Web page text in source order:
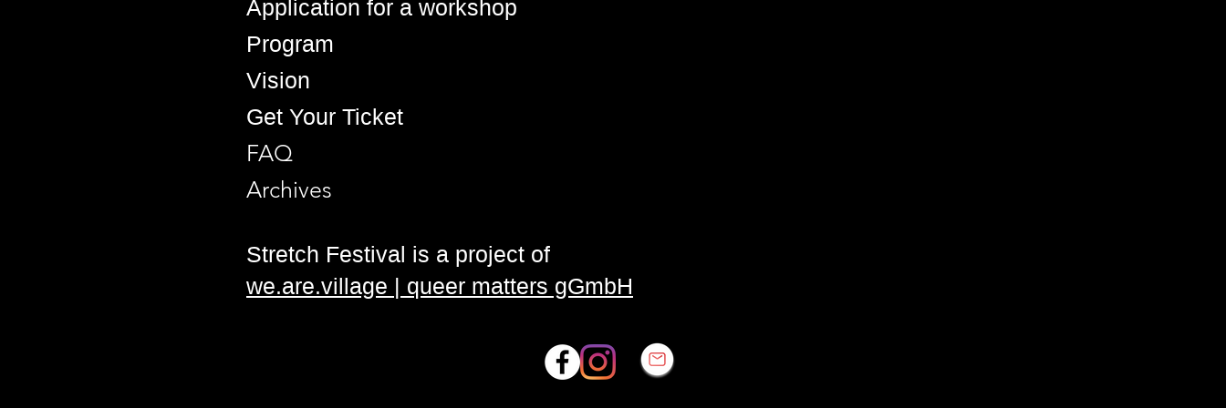
Application for a workshop
Program
Vision
Get Your Ticket
FAQ
Archives
Stretch Festival is a project of
we.are.village | queer matters gGmbH